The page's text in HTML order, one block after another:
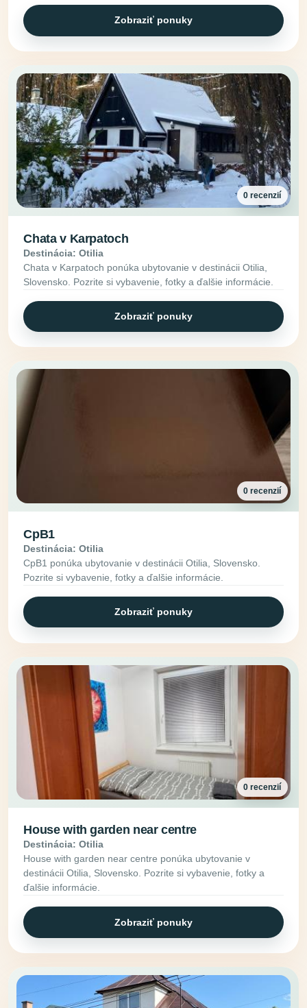
Zobraziť ponuky
0 recenzií
Chata v Karpatoch
Destinácia: Otilia
Chata v Karpatoch ponúka ubytovanie v destinácii Otilia,
Slovensko. Pozrite si vybavenie, fotky a ďalšie informácie.
Zobraziť ponuky
0 recenzií
CpB1
Destinácia: Otilia
CpB1 ponúka ubytovanie v destinácii Otilia, Slovensko.
Pozrite si vybavenie, fotky a ďalšie informácie.
Zobraziť ponuky
0 recenzií
House with garden near centre
Destinácia: Otilia
House with garden near centre ponúka ubytovanie v
destinácii Otilia, Slovensko. Pozrite si vybavenie, fotky a
ďalšie informácie.
Zobraziť ponuky